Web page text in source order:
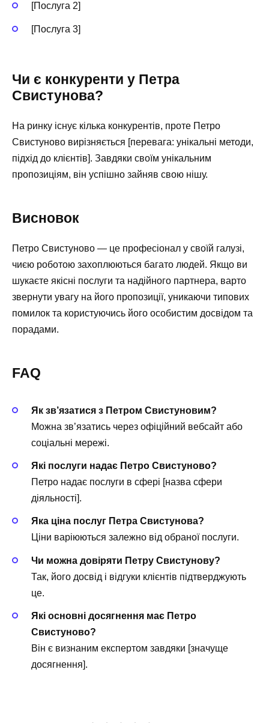
[Послуга 2]
[Послуга 3]
Чи є конкуренти у Петра
Свистунова?
На ринку існує кілька конкурентів, проте Петро
Свистуново вирізняється [перевага: унікальні методи,
підхід до клієнтів]. Завдяки своїм унікальним
пропозиціям, він успішно зайняв свою нішу.
Висновок
Петро Свистуново — це професіонал у своїй галузі,
чиєю роботою захоплюються багато людей. Якщо ви
шукаєте якісні послуги та надійного партнера, варто
звернути увагу на його пропозиції, уникаючи типових
помилок та користуючись його особистим досвідом та
порадами.
FAQ
Як зв’язатися з Петром Свистуновим?
Можна зв’язатись через офіційний вебсайт або
соціальні мережі.
Які послуги надає Петро Свистуново?
Петро надає послуги в сфері [назва сфери
діяльності].
Яка ціна послуг Петра Свистунова?
Ціни варіюються залежно від обраної послуги.
Чи можна довіряти Петру Свистунову?
Так, його досвід і відгуки клієнтів підтверджують
це.
Які основні досягнення має Петро
Свистуново?
Він є визнаним експертом завдяки [значуще
досягнення].